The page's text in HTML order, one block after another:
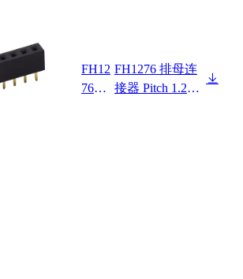
FH12
7620
FH1276 排母连
接器 Pitch 1.27m